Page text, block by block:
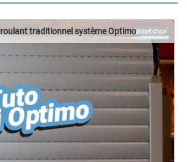
traditionnel système Optimo